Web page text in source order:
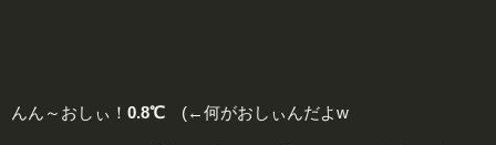
んん～おしぃ！ 0.8℃ (←何がおしぃんだよw